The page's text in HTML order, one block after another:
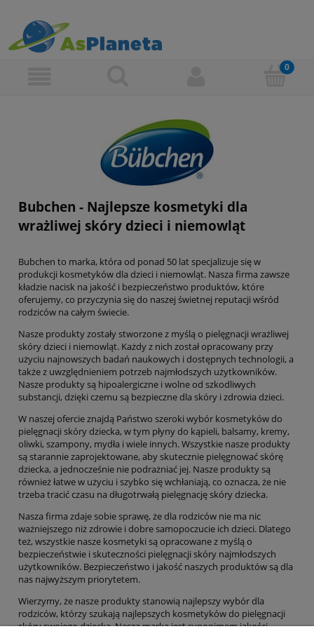
Bubchen - Najlepsze kosmetyki dla
wrażliwej skóry dzieci i niemowląt
Bubchen to marka, która od ponad 50 lat specjalizuje się w
produkcji kosmetyków dla dzieci i niemowląt. Nasza firma zawsze
kładzie nacisk na jakość i bezpieczeństwo produktów, które
oferujemy, co przyczynia się do naszej świetnej reputacji wśród
rodziców na całym świecie.
Nasze produkty zostały stworzone z myślą o pielęgnacji wrażliwej
skóry dzieci i niemowląt. Każdy z nich został opracowany przy
użyciu najnowszych badań naukowych i dostępnych technologii, a
także z uwzględnieniem potrzeb najmłodszych użytkowników.
Nasze produkty są hipoalergiczne i wolne od szkodliwych
substancji, dzięki czemu są bezpieczne dla skóry i zdrowia dzieci.
W naszej ofercie znajdą Państwo szeroki wybór kosmetyków do
pielęgnacji skóry dziecka, w tym płyny do kąpieli, balsamy, kremy,
oliwki, szampony, mydła i wiele innych. Wszystkie nasze produkty
są starannie zaprojektowane, aby skutecznie pielęgnować skórę
dziecka, a jednocześnie nie podrażniać jej. Nasze produkty są
również łatwe w użyciu i szybko się wchłaniają, co oznacza, że nie
trzeba tracić czasu na długotrwałą pielęgnację skóry dziecka.
Nasza firma zdaje sobie sprawę, że dla rodziców nie ma nic
ważniejszego niż zdrowie i dobre samopoczucie ich dzieci. Dlatego
też, wszystkie nasze kosmetyki są opracowane z myślą o
bezpieczeństwie i skuteczności pielęgnacji skóry najmłodszych
użytkowników. Bezpieczeństwo i jakość naszych produktów są dla
nas najwyższym priorytetem.
Wierzymy, że nasze produkty stanowią najlepszy wybór dla
rodziców, którzy szukają najlepszych kosmetyków do pielęgnacji
skóry swojego dziecka. Nasza marka jest synonimem jakości,